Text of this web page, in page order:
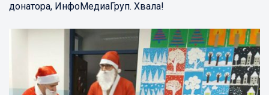
донатора, ИнфоМедиаГруп. Хвала!